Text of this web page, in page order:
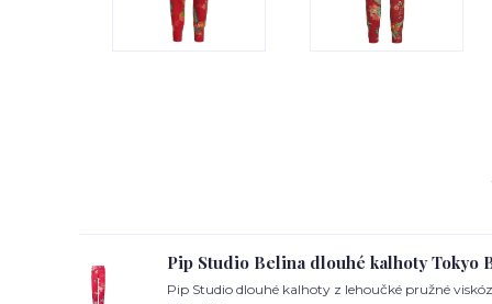
Pip Studio Belina dlouhé kalhoty Tokyo
Pip Studio dlouhé kalhoty z lehoučké pružné